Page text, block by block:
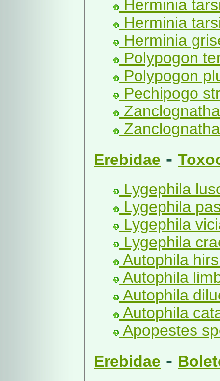
Herminia
Herminia
Herminia
Polypogon
Polypogon
Pechipogo
Erebidae -
Lygephila
Lygephila
Lygephila
Lygephila
Autophila
Autophila
Autophila
Autophila
Apopestes
Erebidae -